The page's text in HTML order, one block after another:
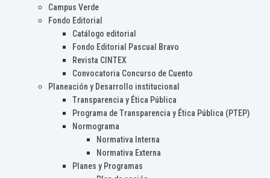
Campus Verde
Fondo Editorial
Catálogo editorial
Fondo Editorial Pascual Bravo
Revista CINTEX
Convocatoria Concurso de Cuento
Planeación y Desarrollo institucional
Transparencia y Ética Pública
Programa de Transparencia y Ética Pública (PTEP)
Normograma
Normativa Interna
Normativa Externa
Planes y Programas